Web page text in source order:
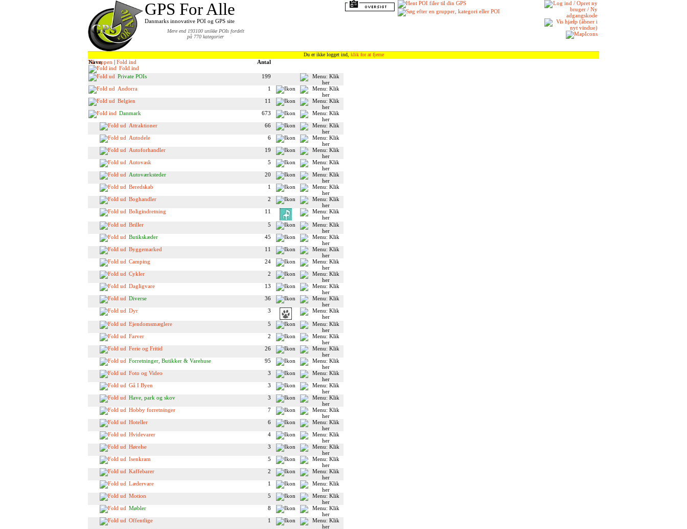
Mere end 193100 unikke POIs fordelt
på 770 kategorier
GPS For Alle
Danmarks innovative POI og GPS site
Du er ikke logget ind, klik for at fjerne
Til toppen | Fold ind
Navn
Antal
Fold ind
Private POIs
199
Andorra
1
Belgien
11
Danmark
673
Attraktioner
66
Autodele
6
Autoforhandler
19
Autovask
5
Autoværksteder
20
Beredskab
1
Boghandler
2
Boligindretning
11
Briller
5
Butikskæder
45
Byggemarked
11
Camping
24
Cykler
2
Dagligvare
13
Diverse
36
Dyr
3
Ejendomsmæglere
5
Farver
2
Ferie og Fritid
26
Forretninger, Butikker & Varehuse
95
Foto og Video
3
Gå I Byen
3
Have, park og skov
3
Hobby forretninger
7
Hoteller
6
Hvidevarer
4
Hørelse
3
Isenkram
5
Kaffebarer
2
Lædervare
1
Motion
5
Møbler
8
Offentlige
1